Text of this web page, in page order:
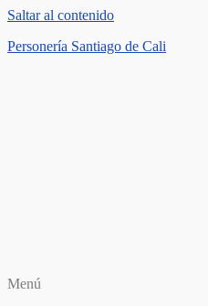
Saltar al contenido
Personería Santiago de Cali
Menú